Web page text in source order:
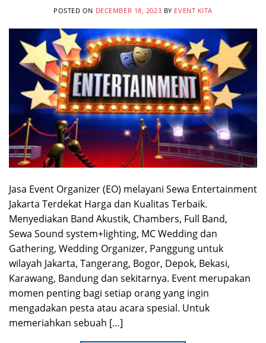
POSTED ON DECEMBER 18, 2023 BY EVENT KITA
Jasa Event Organizer (EO) melayani Sewa Entertainment
Jakarta Terdekat Harga dan Kualitas Terbaik.
Menyediakan Band Akustik, Chambers, Full Band,
Sewa Sound system+lighting, MC Wedding dan
Gathering, Wedding Organizer, Panggung untuk
wilayah Jakarta, Tangerang, Bogor, Depok, Bekasi,
Karawang, Bandung dan sekitarnya. Event merupakan
momen penting bagi setiap orang yang ingin
mengadakan pesta atau acara spesial. Untuk
memeriahkan sebuah […]